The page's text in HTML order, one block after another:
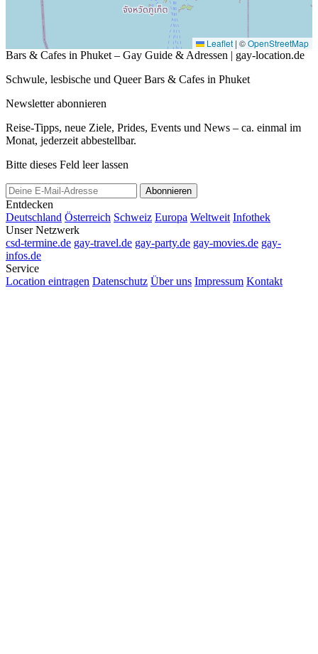
Leaflet | ©OpenStreetMap
Bars & Cafes in Phuket – Gay Guide & Adressen | gay-location.de
Schwule, lesbische und Queer Bars & Cafes in Phuket
Newsletter abonnieren
Reise-Tipps, neue Ziele, Prides, Events und News – ca. einmal im
Monat, jederzeit abbestellbar.
Bitte dieses Feld leer lassen
Abonnieren
Entdecken
Deutschland Österreich Schweiz Europa Weltweit Infothek
Unser Netzwerk
csd-termine.de gay-travel.de gay-party.de gay-movies.de gay-
infos.de
Service
Location eintragen Datenschutz Über uns Impressum Kontakt